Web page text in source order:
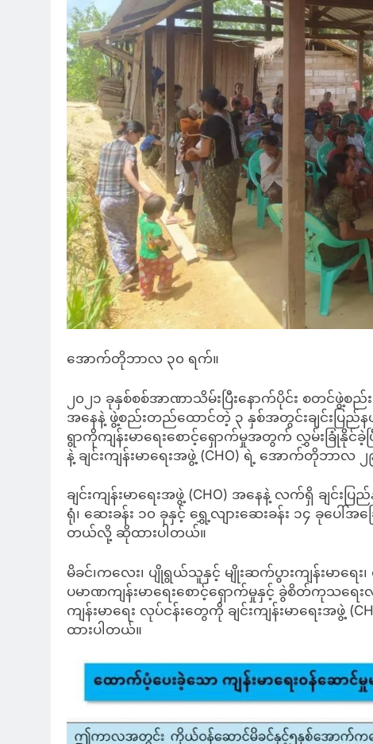
အောက်တိုဘာလ ၃၀ ရက်။
၂၀၂၁ ခုနှစ်စစ်အာဏာသိမ်းပြီးနောက်ပိုင်း စတင်ဖွဲ့စည်း
အနေနဲ့ ဖွဲ့စည်းတည်ထောင်တဲ့ ၃ နှစ်အတွင်းချင်းပြည်န
ရွာကိုကျန်းမာရေးစောင့်ရှောက်မှုအတွက် လွှမ်းခြုံနို
နဲ့ ချင်းကျန်းမာရေးအဖွဲ့ (CHO) ရဲ့ အောက်တိုဘာလ
ချင်းကျန်းမာရေးအဖွဲ့ (CHO) အနေနဲ့ လက်ရှိ ချင်
ရုံ၊ ဆေးခန်း ၁၀ ခုနှင့် ရွှေ့လျားဆေးခန်း ၁၄ ခုပေါ်အ
တယ်လို့ ဆိုထားပါတယ်။
မိခင်၊ကလေး၊ ပျိုရွယ်သူနှင့် မျိုးဆက်ပွားကျန်းမာရေ
ပမာဏကျန်းမာရေးစောင့်ရှောက်မှုနှင့် ခွဲစိတ်ကုသရေး
ကျန်းမာရေး လုပ်ငန်းတွေကို ချင်းကျန်းမာရေးအဖွဲ့
ထားပါတယ်။